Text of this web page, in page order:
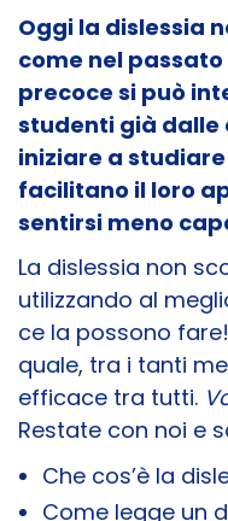
Oggi la dislessia
come nel
precoce si può
studenti già dalle
iniziare a
facilitano il loro
sentirsi meno
La dislessia non
utilizzando al
ce la possono
quale, tra i tanti
efficace tra tutti.
Restate con noi e
Che cos’è la
Come legge un